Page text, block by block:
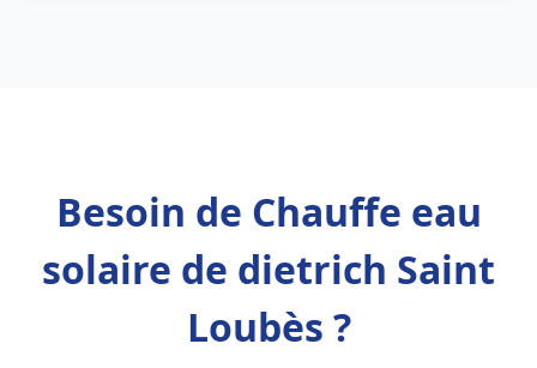
Besoin de Chauffe eau
solaire de dietrich Saint
Loubès ?